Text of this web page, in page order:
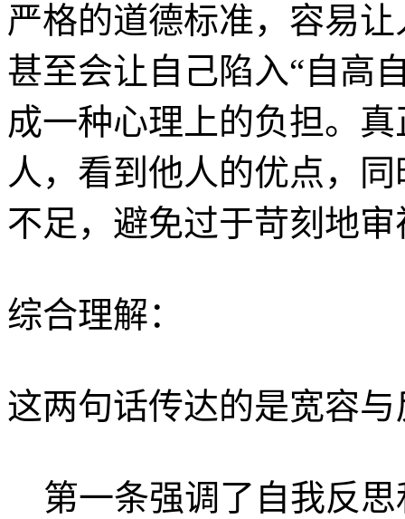
严格的道德标准，容易
甚至会让自己陷入“自高
成一种心理上的负担。
人，看到他人的优点，
不足，避免过于苛刻地
综合理解：
这两句话传达的是宽容
第一条强调了自我反思